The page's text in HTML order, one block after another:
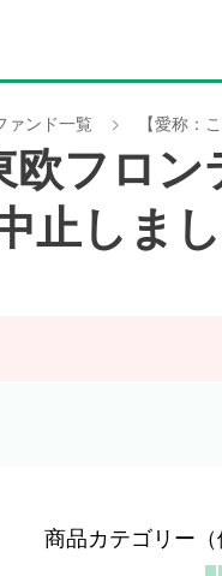
ァンド一覧 【愛称：
欧フロ
止しま
商品カテゴリー